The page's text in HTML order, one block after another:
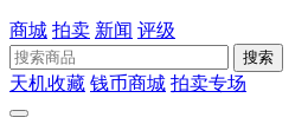
商城 拍卖 新闻 评级
搜索
天机收藏 钱币商城 拍卖专场